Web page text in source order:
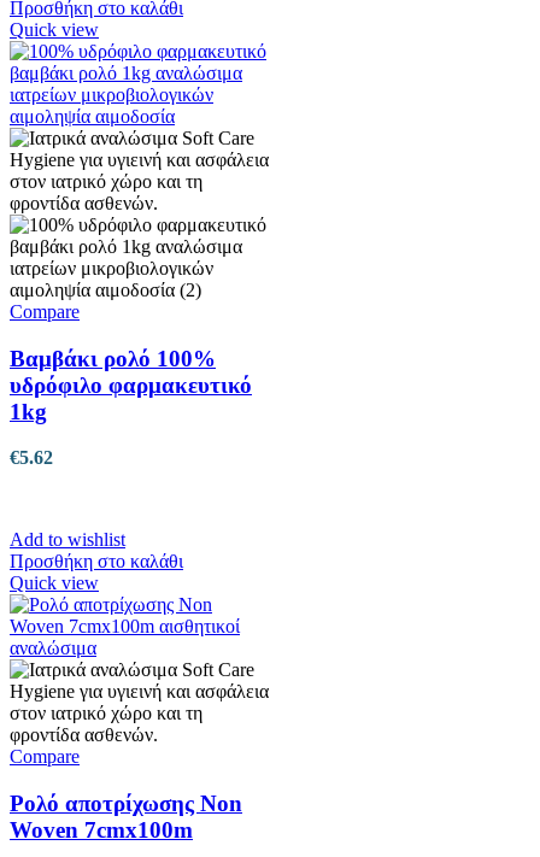
Προσθήκη στο καλάθι
Quick view
Compare
Βαμβάκι ρολό 100%
υδρόφιλο φαρμακευτικό
1kg
€5.62
Add to wishlist
Προσθήκη στο καλάθι
Quick view
Compare
Ρολό αποτρίχωσης Non
Woven 7cmx100m